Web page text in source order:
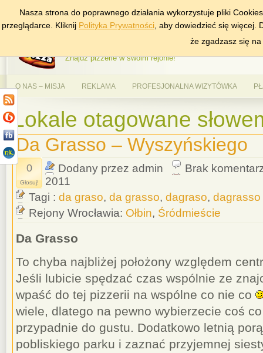
DODAJ NAS DO ULUBIONYCH ZNAJDŹ
AlePizza.com –
Znajdź pizzerie w swoim rejonie!
O NAS – MISJA REKLAMA PROFESJONALNA WIZYTÓWKA
Lokale otagowane
Da Grasso – Wyszyńskiego
0
Głosuj!
Dodany przez admin
Brak
2011
Tagi : da graso, da grasso, dagraso, dagrasso
Rejony Wrocławia: Ołbin, Śródmieście
Da Grasso
To chyba najbliżej położony względem
Jeśli lubicie spędzać czas wspólnie ze
wpaść do tej pizzerii na wspólne co nie co
wiele, dlatego na pewno wybierzecie coś
przypadnie do gustu. Dodatkowo letnią
pobliskiego parku i zaznać przyjemnej
Nasza strona do poprawnego działania wykorzystuje pliki
przeglądarce. Kliknij Polityka Prywatności , aby dowiedzieć się
że zgadzasz się